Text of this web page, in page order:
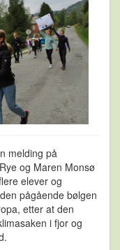
melding på
og Maren Monsø
elever og
pågående bølgen
etter at den
i fjor og